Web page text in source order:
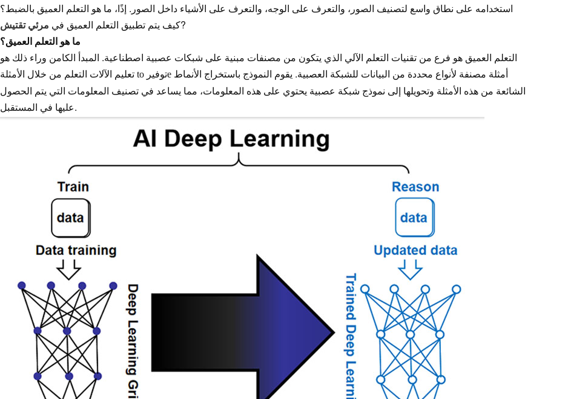
استخدامه على نطاق واسع لتصنيف الصور، والتعرف على الوجه، والتعرف على الأشياء داخل الصور. إذًا، ما هو التعلم العميق بالضبط؟
كيف يتم تطبيق التعلم العميق في مرئيتقتيش
?
ما هو التعلم العميق؟
التعلم العميق هو فرع من تقنيات التعلم الآلي الذي يتكون من مصنفات مبنية على شبكات عصبية اصطناعية. المبدأ الكامن وراء ذلك هو
تعليم الآلات التعلم من خلال الأمثلة to توفيرeأمثلة مصنفة لأنواع محددة من البيانات للشبكة العصبية. يقوم النموذج باستخراج الأنماط
الشائعة من هذه الأمثلة وتحويلها إلى نموذج شبكة عصبية يحتوي على هذه المعلومات، مما يساعد في تصنيف المعلومات التي يتم الحصول
عليها في المستقبل.